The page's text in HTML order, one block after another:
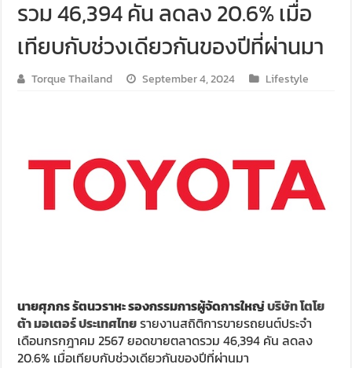
รวม 46,394 คัน ลดลง 20.6% เมื่อ
เทียบกับช่วงเดียวกันของปีที่ผ่านมา
Torque Thailand September 4, 2024 Lifestyle
นายศุภกร รัตนวราหะ รองกรรมการผู้จัดการใหญ่บริษัท โตโย
ต้า มอเตอร์ ประเทศไทยรายงานสถิติการขายรถยนต์ประจำ
เดือนกรกฎาคม 2567 ยอดขายตลาดรวม 46,394 คัน ลดลง
20.6% เมื่อเทียบกับช่วงเดียวกันของปีที่ผ่านมา